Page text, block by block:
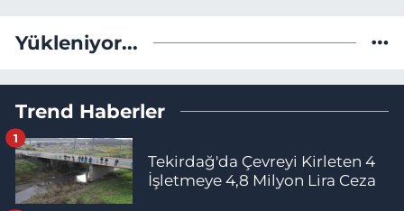
Yükleniyor...
Trend Haberler
Tekirdağ'da Çevreyi Kirleten 4
İşletmeye 4,8 Milyon Lira Ceza
1